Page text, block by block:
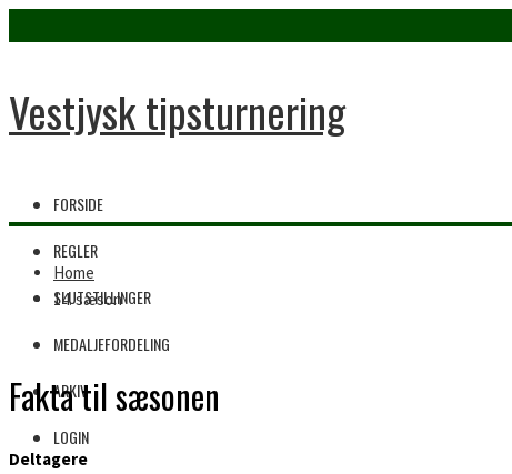
Vestjysk tipsturnering
FORSIDE
REGLER
SLUTSTILLINGER
MEDALJEFORDELING
ARKIV
LOGIN
Home
14. sæson
Fakta til sæsonen
Deltagere